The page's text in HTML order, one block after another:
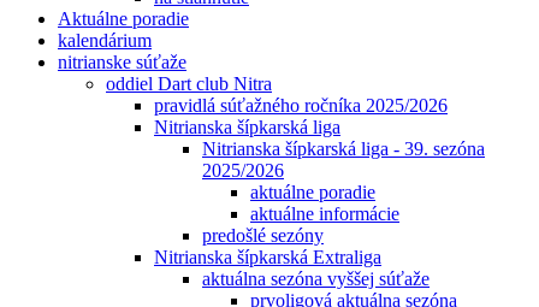
Aktuálne poradie
kalendárium
nitrianske súťaže
oddiel Dart club Nitra
pravidlá súťažného ročníka 2025/2026
Nitrianska šípkarská liga
Nitrianska šípkarská liga - 39. sezóna
2025/2026
aktuálne poradie
aktuálne informácie
predošlé sezóny
Nitrianska šípkarská Extraliga
aktuálna sezóna vyššej súťaže
prvoligová aktuálna sezóna